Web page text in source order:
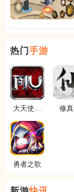
热门手游
大天使之
修
勇者之歌